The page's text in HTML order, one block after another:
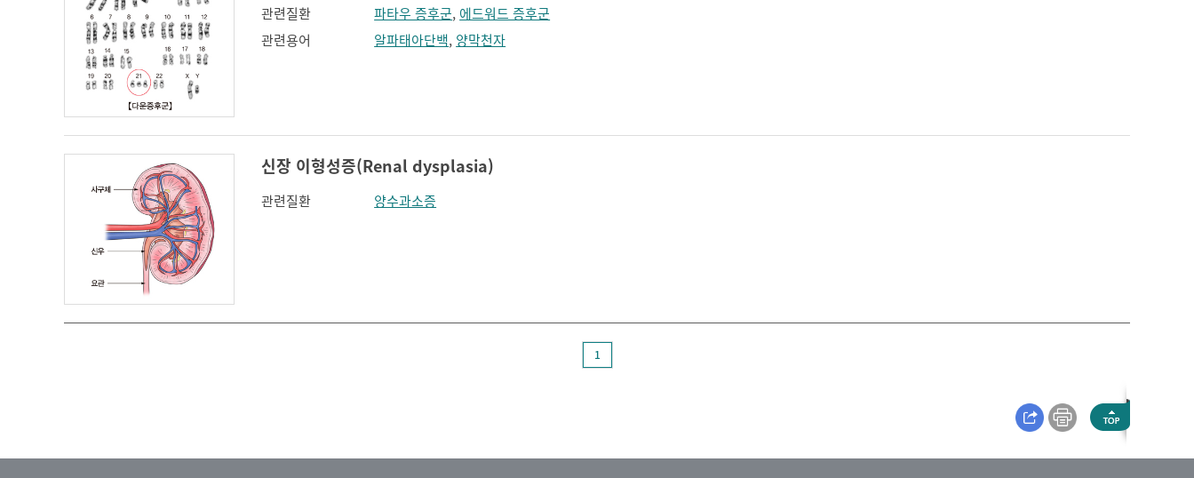
얼굴이 밋밋함
얼굴이 화끈거림
코 옆과 입꼬리 주름
콧등이 넓어짐 턱끝이 커보임 턱의 통증
편두통
하악전돌
학습장애
관련질환 파타우 증후군, 에드워드 증후군
관련용어
알파태아단백, 양막천자
신장 이형성증(Renal dysplasia)
관련질환 양수과소증
1